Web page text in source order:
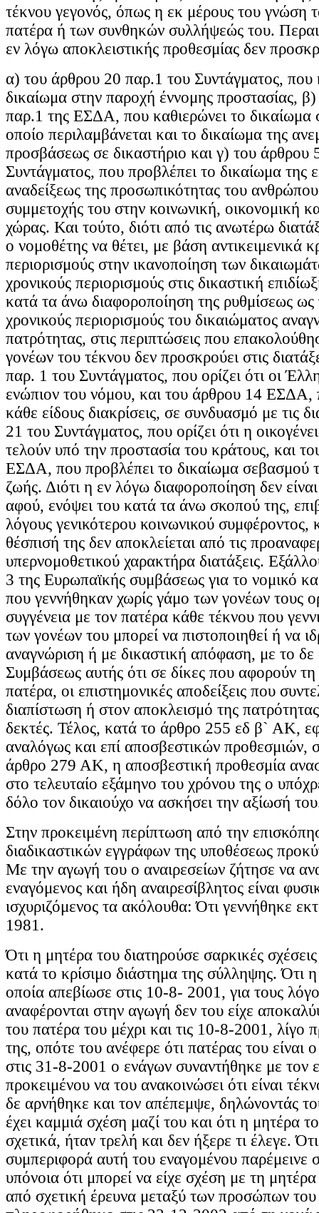
τέκνου γεγονός, όπως η εκ μέρους του γνώση
πατέρα ή των συνθηκών συλλήψεώς του.
εν λόγω αποκλειστικής προθεσμίας δεν
α) του άρθρου 20 παρ.1 του Συντάγματος, που
δικαίωμα στην παροχή έννομης προστασίας,
παρ.1 της ΕΣΔΑ, που καθιερώνει το δικαίωμα
οποίο περιλαμβάνεται και το δικαίωμα της
προσβάσεως σε δικαστήριο και γ) του άρθρου
Συντάγματος, που προβλέπει το δικαίωμα της
αναδείξεως της προσωπικότητας του
συμμετοχής του στην κοινωνική, οικονομική
χώρας. Και τούτο, διότι από τις ανωτέρω
ο νομοθέτης να θέτει, με βάση αντικειμενικά
περιορισμούς στην ικανοποίηση των
χρονικούς περιορισμούς στις δικαστική
κατά τα άνω διαφοροποίηση της ρυθμίσεως ως
χρονικούς περιορισμούς του δικαιώματος
πατρότητας, στις περιπτώσεις που
γονέων του τέκνου δεν προσκρούει στις
παρ. 1 του Συντάγματος, που ορίζει ότι οι
ενώπιον του νόμου, και του άρθρου 14 ΕΣΔΑ,
κάθε είδους διακρίσεις, σε συνδυασμό με τις
21 του Συντάγματος, που ορίζει ότι η
τελούν υπό την προστασία του κράτους, και
ΕΣΔΑ, που προβλέπει το δικαίωμα σεβασμού
ζωής. Διότι η εν λόγω διαφοροποίηση δεν
αφού, ενόψει του κατά τα άνω σκοπού της,
λόγους γενικότερου κοινωνικού συμφέροντος,
θέσπισή της δεν αποκλείεται από τις
υπερνομοθετικού χαρακτήρα διατάξεις.
3 της Ευρωπαϊκής συμβάσεως για το νομικό
που γεννήθηκαν χωρίς γάμο των γονέων τους
συγγένεια με τον πατέρα κάθε τέκνου που
των γονέων του μπορεί να πιστοποιηθεί ή να
αναγνώριση ή με δικαστική απόφαση, με το
Συμβάσεως αυτής ότι σε δίκες που αφορούν τη
πατέρα, οι επιστημονικές αποδείξεις που
διαπίστωση ή στον αποκλεισμό της πατρότητας
δεκτές. Τέλος, κατά το άρθρο 255 εδ β` ΑΚ,
αναλόγως και επί αποσβεστικών προθεσμιών,
άρθρο 279 ΑΚ, η αποσβεστική προθεσμία
στο τελευταίο εξάμηνο του χρόνου της ο
δόλο τον δικαιούχο να ασκήσει την αξίωσή
Στην προκειμένη περίπτωση από την
διαδικαστικών εγγράφων της υποθέσεως
Με την αγωγή του ο αναιρεσείων ζήτησε να
εναγόμενος και ήδη αναιρεσίβλητος είναι
ισχυριζόμενος τα ακόλουθα: Ότι γεννήθηκε
1981.
Ότι η μητέρα του διατηρούσε σαρκικές
κατά το κρίσιμο διάστημα της σύλληψης. Ότι
οποία απεβίωσε στις 10-8- 2001, για τους
αναφέρονται στην αγωγή δεν του είχε
του πατέρα του μέχρι και τις 10-8-2001, λίγο
της, οπότε του ανέφερε ότι πατέρας του είναι
στις 31-8-2001 ο ενάγων συναντήθηκε με τον
προκειμένου να του ανακοινώσει ότι είναι
δε αρνήθηκε και τον απέπεμψε, δηλώνοντάς
έχει καμμιά σχέση μαζί του και ότι η μητέρα
σχετικά, ήταν τρελή και δεν ήξερε τι έλεγε.
συμπεριφορά αυτή του εναγομένου παρέμεινε
υπόνοια ότι μπορεί να είχε σχέση με τη
από σχετική έρευνα μεταξύ των προσώπων του